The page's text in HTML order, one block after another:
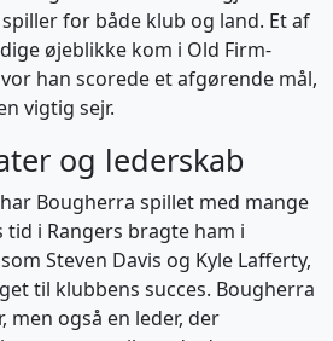
for både klub og land. Et af
øjeblikke kom i Old Firm-
han scorede et afgørende mål,
vigtig sejr.
og lederskab
Bougherra spillet med mange
i Rangers bragte ham i
Steven Davis og Kyle Lafferty,
til klubbens succes. Bougherra
men også en leder, der